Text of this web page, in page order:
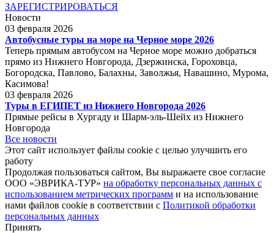
ЗАРЕГИСТРИРОВАТЬСЯ
Новости
03 февраля 2026
Автобусные туры на море на Черное море 2026
Теперь прямым автобусом на Черное море можно добраться
прямо из Нижнего Новгорода, Дзержинска, Гороховца,
Богородска, Павлово, Балахны, Заволжья, Навашино, Мурома,
Касимова!
03 февраля 2026
Туры в ЕГИПЕТ из Нижнего Новгорода 2026
Прямые рейсы в Хургаду и Шарм-эль-Шейх из Нижнего
Новгорода
Все новости
Этот сайт использует файлы cookie с целью улучшить его
работу
Продолжая пользоваться сайтом, Вы выражаете свое согласие
ООО «ЭВРИКА-ТУР» на обработку персональных данных с
использованием метрических программ и на использование
нами файлов cookie в соответствии с Политикой обработки
персональных данных
Принять